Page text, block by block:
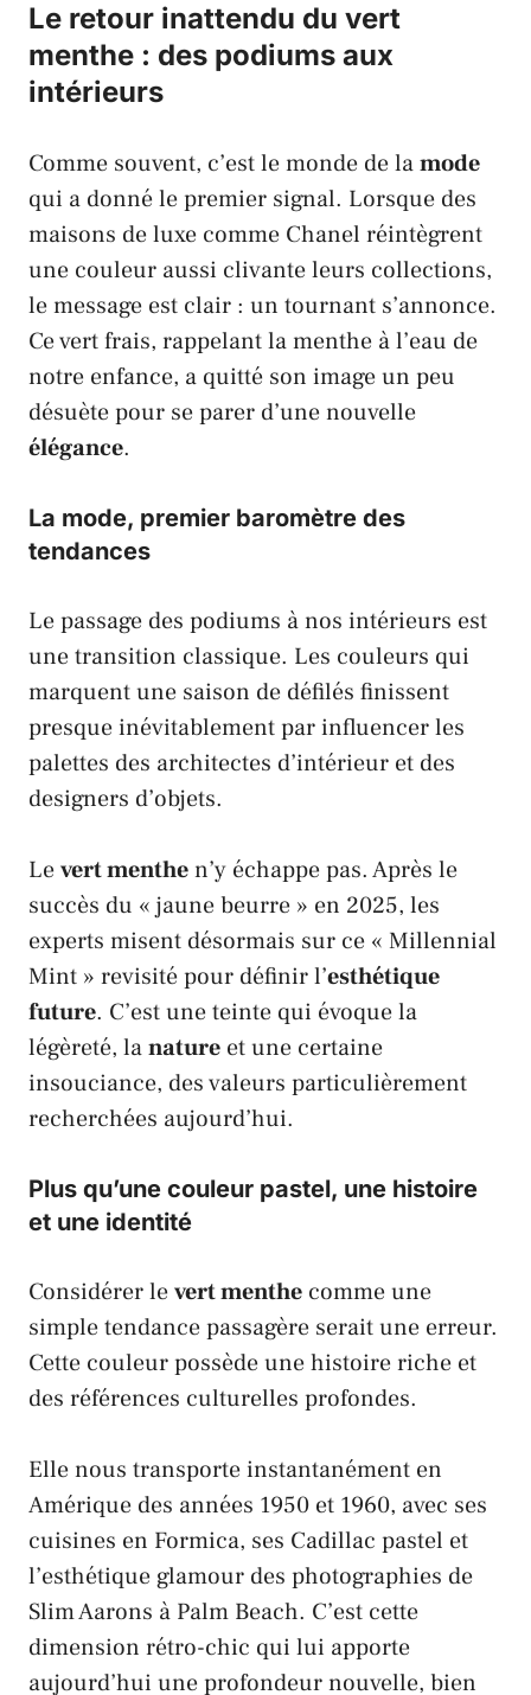
Le retour inattendu du vert
menthe : des podiums aux
intérieurs
Comme souvent, c’est le monde de lamode
qui a donné le premier signal. Lorsque des
maisons de luxe comme Chanel réintègrent
une couleur aussi clivante leurs collections,
le message est clair : un tournant s’annonce.
Ce vert frais, rappelant la menthe à l’eau de
notre enfance, a quitté son image un peu
désuète pour se parer d’une nouvelle
élégance.
La mode, premier baromètre des
tendances
Le passage des podiums à nos intérieurs est
une transition classique. Les couleurs qui
marquent une saison de défilés finissent
presque inévitablement par influencer les
palettes des architectes d’intérieur et des
designers d’objets.
Levert menthen’y échappe pas. Après le
succès du « jaune beurre » en 2025, les
experts misent désormais sur ce « Millennial
Mint » revisité pour définir l’esthétique
future. C’est une teinte qui évoque la
légèreté, lanature et une certaine
insouciance, des valeurs particulièrement
recherchées aujourd’hui.
Plus qu’une couleur pastel, une histoire
et une identité
Considérer levert menthe comme une
simple tendance passagère serait une erreur.
Cette couleur possède une histoire riche et
des références culturelles profondes.
Elle nous transporte instantanément en
Amérique des années 1950 et 1960, avec ses
cuisines en Formica, ses Cadillac pastel et
l’esthétique glamour des photographies de
Slim Aarons à Palm Beach. C’est cette
dimension rétro-chic qui lui apporte
aujourd’hui une profondeur nouvelle, bien